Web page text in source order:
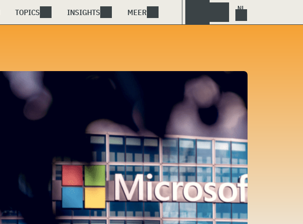
TOPICS INSIGHTS MEER